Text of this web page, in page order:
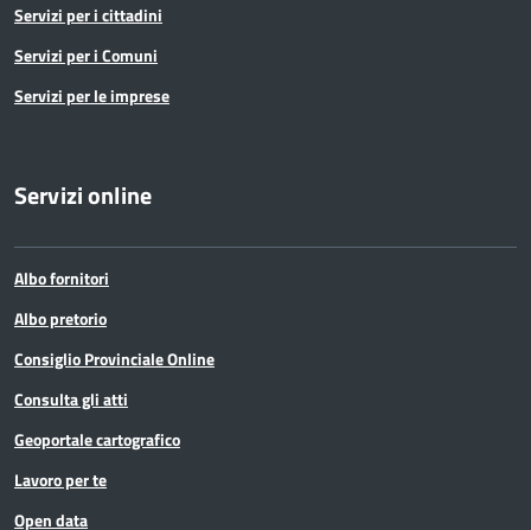
Servizi per i cittadini
Servizi per i Comuni
Servizi per le imprese
Servizi online
Albo fornitori
Albo pretorio
Consiglio Provinciale Online
Consulta gli atti
Geoportale cartografico
Lavoro per te
Open data